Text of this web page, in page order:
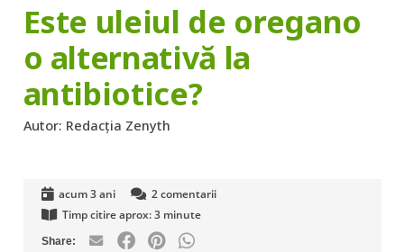
Este uleiul de oregano
o alternativă la
antibiotice?
Autor: Redacția Zenyth
acum 3 ani 2 comentarii
Timp citire aprox: 3 minute